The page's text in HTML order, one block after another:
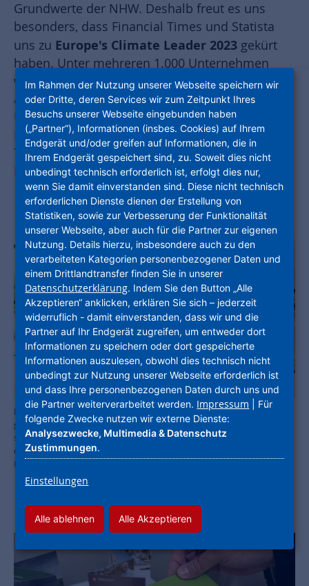
Grundwerte der NHW. Deshalb freut es uns
besonders, dass Financial Times und Statista
uns zu Europe's Climate Leader 2023 gekürt
haben. Unter mehreren 1.000 Unternehmen
wurde die NHW in der Kategorie Property
ausgewählt. In diese Liste schaffen es nur
Unternehmen, die zwischen 2016 und 2021 ihre
Emissionsintensität, d.h. ihre wichtigsten
Treibhausgasemissionen im Verhältnis zu ihren
Einnahmen, am stärksten verringert haben.
Hendrik (li.) und Cilia Tovar (2. v. li.) von FFM-Architekten nahmen
gemeinsam mit Helge Bitzer (2. v. re.), Leiter Neubau bei der NHW,
sowie Projektleiter Neubau Peter Söhngen (re.) die mit 1.500 Euro
dotierte Auszeichnung für den GustavsHof in Offenbach entgegen.
Foto: Marika Sturm
Im Rahmen der Nutzung unserer Webseite speichern wir
oder Dritte, deren Services wir zum Zeitpunkt Ihres
Besuchs unserer Webseite eingebunden haben
(„Partner“), Informationen (insbes. Cookies) auf Ihrem
Endgerät und/oder greifen auf Informationen, die in
Ihrem Endgerät gespeichert sind, zu. Soweit dies nicht
unbedingt technisch erforderlich ist, erfolgt dies nur,
wenn Sie damit einverstanden sind. Diese nicht technisch
erforderlichen Dienste dienen der Erstellung von
Statistiken, sowie zur Verbesserung der Funktionalität
unserer Webseite, aber auch für die Partner zur eigenen
Nutzung. Details hierzu, insbesondere auch zu den
verarbeiteten Kategorien personenbezogener Daten und
einem Drittlandtransfer finden Sie in unserer
Datenschutzerklärung. Indem Sie den Button „Alle
Akzeptieren“ anklicken, erklären Sie sich – jederzeit
widerruflich - damit einverstanden, dass wir und die
Partner auf Ihr Endgerät zugreifen, um entweder dort
Informationen zu speichern oder dort gespeicherte
Informationen auszulesen, obwohl dies technisch nicht
unbedingt zur Nutzung unserer Webseite erforderlich ist
und dass Ihre personenbezogenen Daten durch uns und
die Partner weiterverarbeitet werden. Impressum | Für
folgende Zwecke nutzen wir externe Dienste:
Analysezwecke, Multimedia & Datenschutz
Zustimmungen.
Einstellungen
Alle ablehnen Alle Akzeptieren